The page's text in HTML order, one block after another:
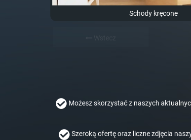
Schody kręcone
Możesz skorzystać z naszych
Szeroką ofertę oraz liczne zdjęcia